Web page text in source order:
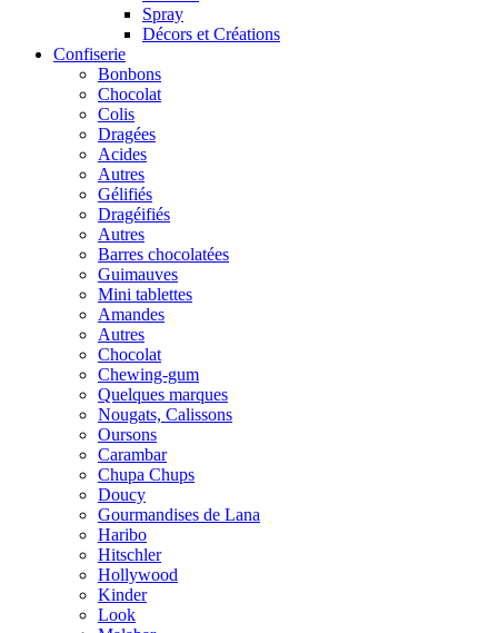
Spray
Décors et Créations
Confiserie
Bonbons
Chocolat
Colis
Dragées
Acides
Autres
Gélifiés
Dragéifiés
Autres
Barres chocolatées
Guimauves
Mini tablettes
Amandes
Autres
Chocolat
Chewing-gum
Quelques marques
Nougats, Calissons
Oursons
Carambar
Chupa Chups
Doucy
Gourmandises de Lana
Haribo
Hitschler
Hollywood
Kinder
Look